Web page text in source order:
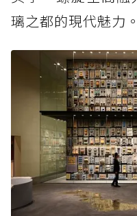
璃之都的現代魅力。